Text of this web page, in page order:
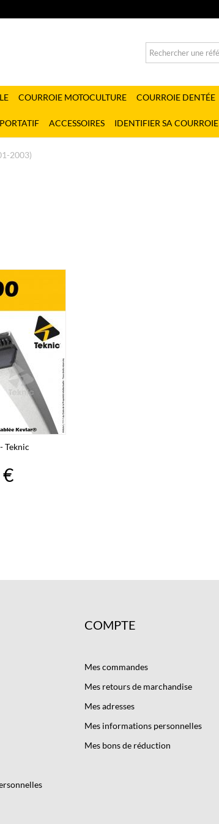
COURROIE MOTOCULTURE COURROIE DENTÉE
ACCESSOIRES IDENTIFIER SA COURROIE
2003)
Teknic
COMPTE
Mes commandes
Mes retours de marchandise
Mes adresses
Mes informations personnelles
Mes bons de réduction